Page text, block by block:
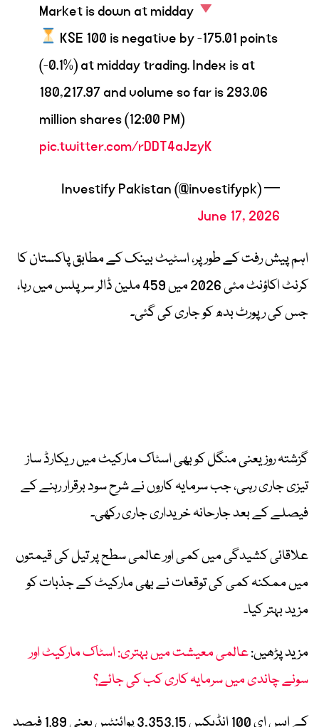
Market is down at midday
KSE 100 is negative by -175.01 points
(-0.1%) at midday trading. Index is at
180,217.97 and volume so far is 293.06
million shares (12:00 PM)
pic.twitter.com/rDDT4aJzyK
— Investify Pakistan (@investifypk)
June 17, 2026
اہم پیش رفت کے طور پر، اسٹیٹ بینک کے مطابق پاکستان کا
کرنٹ اکاؤنٹ مئی 2026 میں 459 ملین ڈالر سرپلس میں رہا،
جس کی رپورٹ بدھ کو جاری کی گئی۔
گزشتہ روز یعنی منگل کو بھی اسٹاک مارکیٹ میں ریکارڈ ساز
تیزی جاری رہی، جب سرمایہ کاروں نے شرح سود برقرار رہنے کے
فیصلے کے بعد جارحانہ خریداری جاری رکھی۔
علاقائی کشیدگی میں کمی اور عالمی سطح پر تیل کی قیمتوں
میں ممکنہ کمی کی توقعات نے بھی مارکیٹ کے جذبات کو
مزید بہتر کیا۔
مزید پڑھیں:عالمی معیشت میں بہتری: اسٹاک مارکیٹ اور
سونے چاندی میں سرمایہ کاری کب کی جائے؟